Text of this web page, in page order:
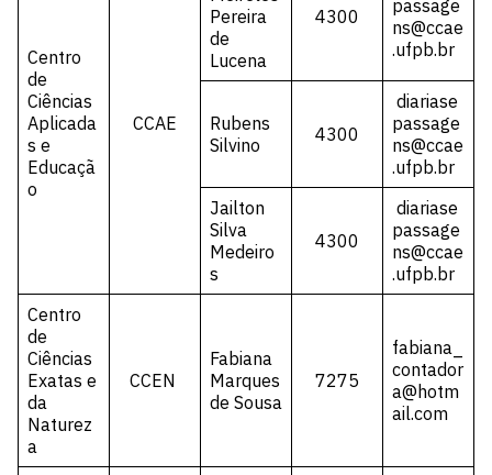
Centro
de
Ciências
Aplicada
s e
Educaçã
o
CCAE
Pereira
de
Lucena
4300
passage
ns@ccae
.ufpb.br
Rubens
Silvino
4300
diariase
passage
ns@ccae
.ufpb.br
Jailton
Silva
Medeiro
s
4300
diariase
passage
ns@ccae
.ufpb.br
Centro
de
Ciências
Exatas e
da
Naturez
a
CCEN
Fabiana
Marques
de Sousa
7275
fabiana_
contador
a@hotm
ail.com